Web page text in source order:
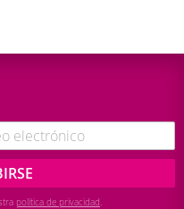
política de privacidad